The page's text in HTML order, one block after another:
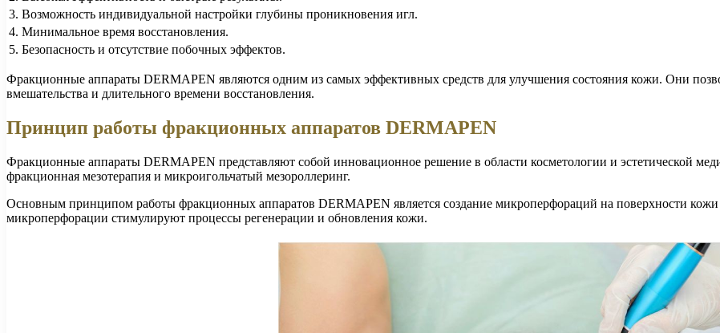
3. Возможность индивидуальной настройки глубины проникновения игл.
4. Минимальное время восстановления.
5. Безопасность и отсутствие побочных эффектов.
Фракционные аппараты DERMAPEN являются одним из самых эффективных средств для улучшения состояния кожи. Они
вмешательства и длительного времени восстановления.
Принцип работы фракционных аппаратов DERMAPEN
Фракционные аппараты DERMAPEN представляют собой инновационное решение в области косметологии и эстетической
фракционная мезотерапия и микроигольчатый мезороллеринг.
Основным принципом работы фракционных аппаратов DERMAPEN является создание микроперфораций на поверхности
микроперфорации стимулируют процессы регенерации и обновления кожи.